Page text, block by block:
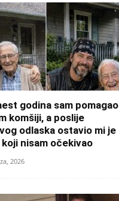
godina sam pomagao
komšiji, a poslije
odlaska ostavio mi je
nisam očekivao
2026